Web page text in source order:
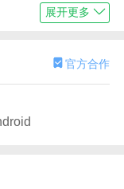
意思，每一步都
局，体验真实的
铜、白银、黄
所有主要职位
展开更多
官方合作